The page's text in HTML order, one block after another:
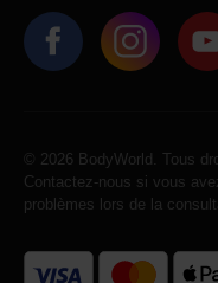
© 2026 BodyWorld. Tous
Contactez-nous si vous
problèmes lors de la